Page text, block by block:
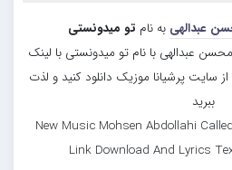
عبدالهی به نام تو میدونستی
عبدالهی با نام تو میدونستی با لینک
سایت پرشیانا موزیک دانلود کنید و لذت
ببرید
New Music Mohsen Abdollahi
Link Download And Lyrics